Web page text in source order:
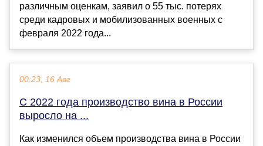
различным оценкам, заявил о 55 тыс. потерях
среди кадровых и мобилизованных военных с
февраля 2022 года...
00:23, 16 Авг
С 2022 года производство вина в России
выросло на ...
Как изменился объем производства вина в России